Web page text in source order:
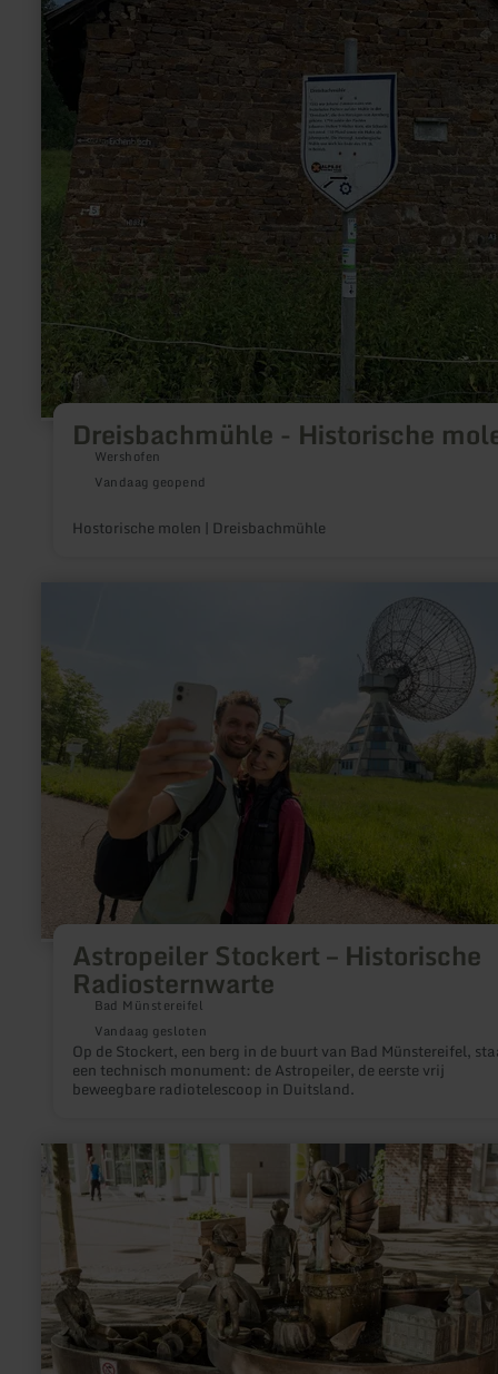
Dreisbachmühle - Historische
Wershofen
Vandaag geopend
Hostorische molen | Dreisbachmühle
Astropeiler Stockert – Historische
Radiosternwarte
Bad Münstereifel
Vandaag gesloten
Op de Stockert, een berg in de buurt van Bad Münstereifel,
een technisch monument: de Astropeiler, de eerste vrij
beweegbare radiotelescoop in Duitsland.
Stockert
Historische
Radiosternwarte
meer
informatie
over:
Galminusbrunnen